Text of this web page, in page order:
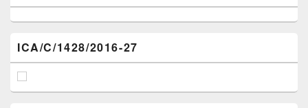
ICA/C/1428/2016-27